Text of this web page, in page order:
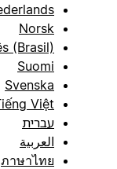
Nederlands
Norsk
(Brasil)
Suomi
Svenska
Tiếng Việt
עברית
العربية
ภาษาไทย